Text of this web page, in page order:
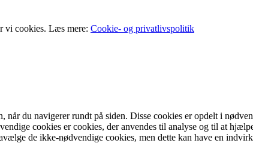
vi cookies. Læs mere: Cookie- og privatlivspolitik
når du navigerer rundt på siden. Disse cookies er opdelt i
cookies er cookies, der anvendes til analyse og til at
de ikke-nødvendige cookies, men dette kan have en